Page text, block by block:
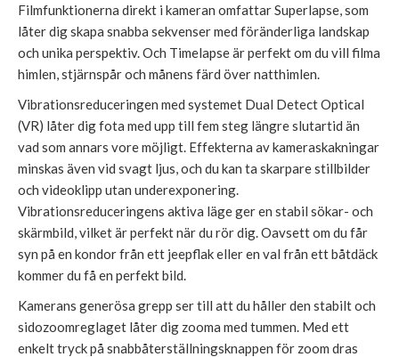
Filmfunktionerna direkt i kameran omfattar Superlapse, som
låter dig skapa snabba sekvenser med föränderliga landskap
och unika perspektiv. Och Timelapse är perfekt om du vill filma
himlen, stjärnspår och månens färd över natthimlen.
Vibrationsreduceringen med systemet Dual Detect Optical
(VR) låter dig fota med upp till fem steg längre slutartid än
vad som annars vore möjligt. Effekterna av kameraskakningar
minskas även vid svagt ljus, och du kan ta skarpare stillbilder
och videoklipp utan underexponering.
Vibrationsreduceringens aktiva läge ger en stabil sökar- och
skärmbild, vilket är perfekt när du rör dig. Oavsett om du får
syn på en kondor från ett jeepflak eller en val från ett båtdäck
kommer du få en perfekt bild.
Kamerans generösa grepp ser till att du håller den stabilt och
sidozoomreglaget låter dig zooma med tummen. Med ett
enkelt tryck på snabbåterställningsknappen för zoom dras